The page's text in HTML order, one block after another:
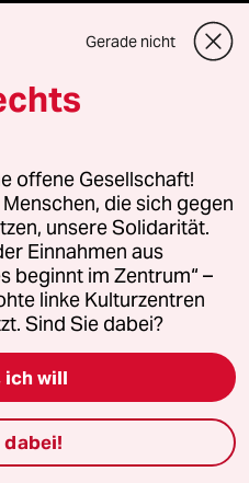
Gerade nicht
offene Gesellschaft!
die sich gegen
unsere Solidarität.
Einnahmen aus
beginnt im Zentrum“ –
linke Kulturzentren
Sind Sie dabei?
ich will
dabei!